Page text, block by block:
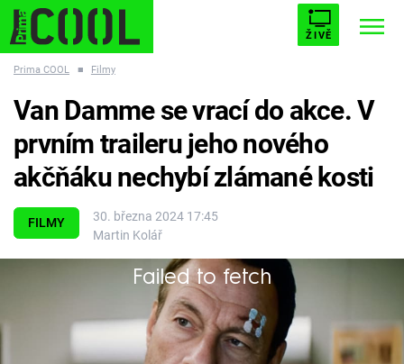
ŽIVĚ
ESCAPE PLNEJ KOTEL AVENGERS 5
Témata
Seriály
Prima COOL ■ Filmy
FILMY
30. března 2024 17:45
Martin Kolář
Van Damme se vrací do akce. V
prvním traileru jeho nového
akčňáku nechybí zlámané kosti
Failed to fetch
Chybí vám akční filmy s Jean-Claudem Van
Dammem? V tom případě jistě uvítáte novinku
jménem Temnota muže.